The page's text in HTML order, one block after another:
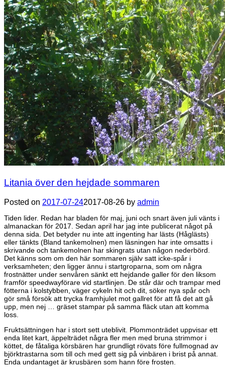
Litania över den hejdade sommaren
Posted on 2017-07-242017-08-26 by admin
Tiden lider. Redan har bladen för maj, juni och snart även juli vänts i
almanackan för 2017. Sedan april har jag inte publicerat något på
denna sida. Det betyder nu inte att ingenting har lästs (Håglästs)
eller tänkts (Bland tankemolnen) men läsningen har inte omsatts i
skrivande och tankemolnen har skingrats utan någon nederbörd.
Det känns som om den här sommaren själv satt icke-spår i
verksamheten; den ligger ännu i startgroparna, som om några
frostnätter under senvåren sänkt ett hejdande galler för den liksom
framför speedwayförare vid startlinjen. De står där och trampar med
fötterna i kolstybben, väger cykeln hit och dit, söker nya spår och
gör små försök att trycka framhjulet mot gallret för att få det att gå
upp, men nej … gräset stampar på samma fläck utan att komma
loss.
Fruktsättningen har i stort sett uteblivit. Plommonträdet uppvisar ett
enda litet kart, äppelträdet några fler men med bruna strimmor i
köttet, de fåtaliga körsbären har grundligt rövats före fullmognad av
björktrastarna som till och med gett sig på vinbären i brist på annat.
Enda undantaget är krusbären som hann före frosten.